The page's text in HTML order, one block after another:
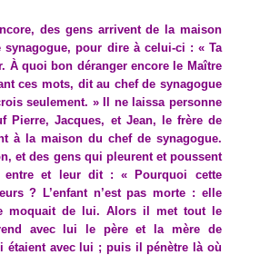
des gens arrivent de la maison
synagogue, pour dire à celui-ci : « Ta
À quoi bon déranger encore le Maître
ces mots, dit au chef de synagogue
seulement. » Il ne laissa personne
Pierre, Jacques, et Jean, le frère de
à la maison du chef de synagogue.
et des gens qui pleurent et poussent
et leur dit : « Pourquoi cette
? L’enfant n’est pas morte : elle
moquait de lui. Alors il met tout le
avec lui le père et la mère de
étaient avec lui ; puis il pénètre là où